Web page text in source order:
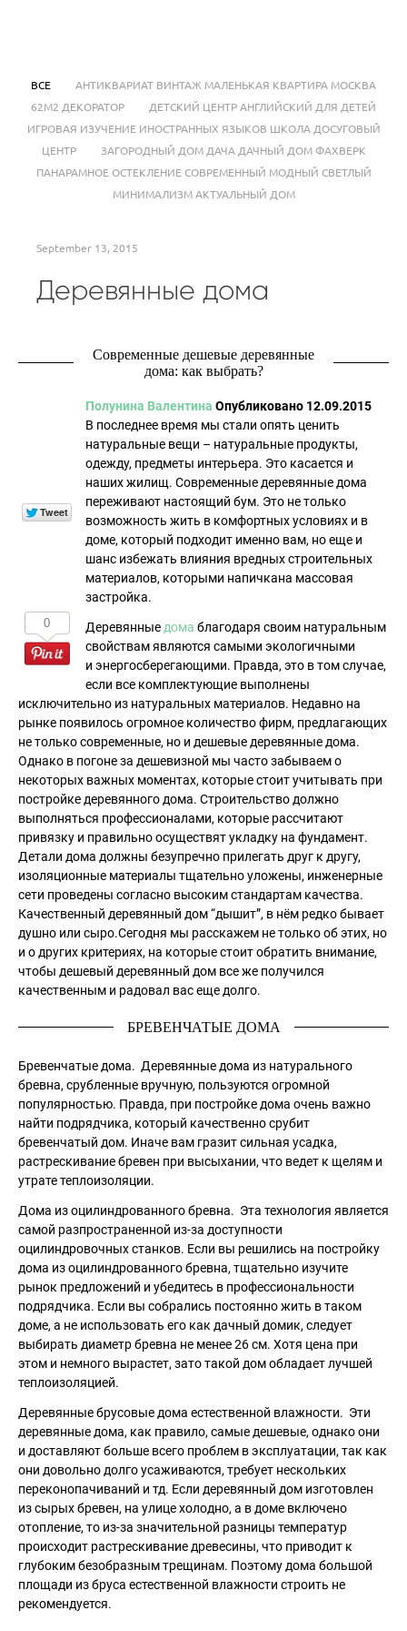
ВСЕ
АНТИКВАРИАТ ВИНТАЖ МАЛЕНЬКАЯ КВАРТИРА МОСКВА
62М2 ДЕКОРАТОР
ДЕТСКИЙ ЦЕНТР АНГЛИЙСКИЙ ДЛЯ ДЕТЕЙ
ИГРОВАЯ ИЗУЧЕНИЕ ИНОСТРАННЫХ ЯЗЫКОВ ШКОЛА ДОСУГОВЫЙ
ЦЕНТР
ЗАГОРОДНЫЙ ДОМ ДАЧА ДАЧНЫЙ ДОМ ФАХВЕРК
ПАНАРАМНОЕ ОСТЕКЛЕНИЕ СОВРЕМЕННЫЙ МОДНЫЙ СВЕТЛЫЙ
МИНИМАЛИЗМ АКТУАЛЬНЫЙ ДОМ
September 13, 2015
Деревянные дома
Современные дешевые деревянные
дома: как выбрать?
Полунина Валентина Опубликовано 12.09.2015
0
В последнее время мы стали опять ценить
натуральные вещи – натуральные продукты,
одежду, предметы интерьера. Это касается и
наших жилищ. Современные деревянные дома
переживают настоящий бум. Это не только
возможность жить в комфортных условиях и в
доме, который подходит именно вам, но еще и
шанс избежать влияния вредных строительных
материалов, которыми напичкана массовая
застройка.
Деревянныедома благодаря своим натуральным
свойствам являются самыми экологичными
и энергосберегающими. Правда, это в том случае,
если все комплектующие выполнены
исключительно из натуральных материалов. Недавно на
рынке появилось огромное количество фирм, предлагающих
не только современные, но и дешевые деревянные дома.
Однако в погоне за дешевизной мы часто забываем о
некоторых важных моментах, которые стоит учитывать при
постройке деревянного дома. Строительство должно
выполняться профессионалами, которые рассчитают
привязку и правильно осуществят укладку на фундамент.
Детали дома должны безупречно прилегать друг к другу,
изоляционные материалы тщательно уложены, инженерные
сети проведены согласно высоким стандартам качества.
Качественный деревянный дом “дышит”, в нём редко бывает
душно или сыро.Сегодня мы расскажем не только об этих, но
и о других критериях, на которые стоит обратить внимание,
чтобы дешевый деревянный дом все же получился
качественным и радовал вас еще долго.
БРЕВЕНЧАТЫЕ ДОМА
Бревенчатые дома. Деревянные дома из натурального
бревна, срубленные вручную, пользуются огромной
популярностью. Правда, при постройке дома очень важно
найти подрядчика, который качественно срубит
бревенчатый дом. Иначе вам гразит сильная усадка,
растрескивание бревен при высыхании, что ведет к щелям и
утрате теплоизоляции.
Дома из оцилиндрованного бревна. Эта технология является
самой разпространенной из-за доступности
оцилиндровочных станков. Если вы решились на постройку
дома из оцилиндрованного бревна, тщательно изучите
рынок предложений и убедитесь в профессиональности
подрядчика. Если вы собрались постоянно жить в таком
доме, а не использовать его как дачный домик, следует
выбирать диаметр бревна не менее 26 см. Хотя цена при
этом и немного вырастет, зато такой дом обладает лучшей
теплоизоляцией.
Деревянные брусовые дома естественной влажности. Эти
деревянные дома, как правило, самые дешевые, однако они
и доставляют больше всего проблем в эксплуатации, так как
они довольно долго усаживаются, требует нескольких
переконопачиваний и тд. Если деревянный дом изготовлен
из сырых бревен, на улице холодно, а в доме включено
отопление, то из-за значительной разницы температур
происходит растрескивание древесины, что приводит к
глубоким безобразным трещинам. Поэтому дома большой
площади из бруса естественной влажности строить не
рекомендуется.